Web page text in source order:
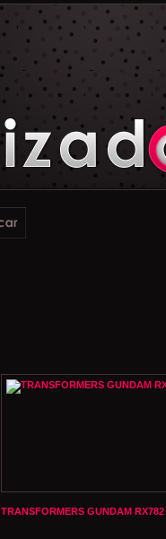
TRANSFORMERS GUNDAM RX782